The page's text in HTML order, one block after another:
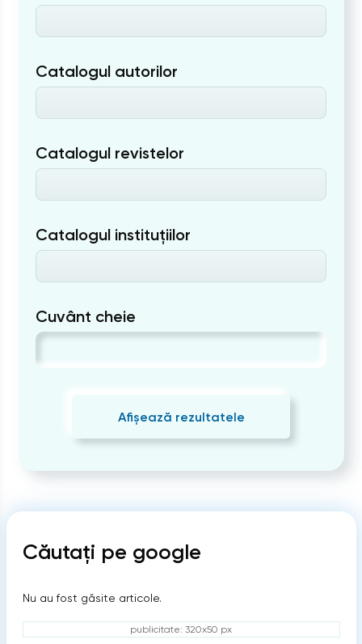
Catalogul autorilor
Catalogul revistelor
Catalogul instituțiilor
Cuvânt cheie
Afișează rezultatele
Căutați pe google
Nu au fost găsite articole.
publicitate: 320x50 px